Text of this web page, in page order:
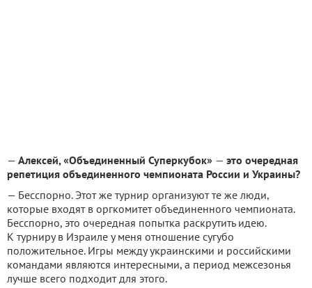
— Алексей, «Объединенный Суперкубок» — это очередная
репетиция объединенного чемпионата России и Украины?
— Бесспорно. Этот же турнир организуют те же люди,
которые входят в оргкомитет объединенного чемпионата.
Бесспорно, это очередная попытка раскрутить идею.
К турниру в Израиле у меня отношение сугубо
положительное. Игры между украинскими и российскими
командами являются интересными, а период межсезонья
лучше всего подходит для этого.